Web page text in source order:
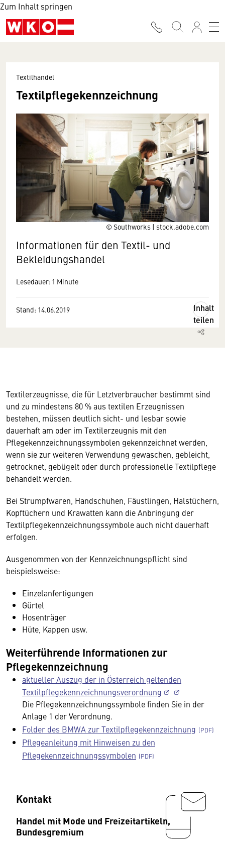
Zum Inhalt springen
© Southworks | stock.adobe.com
Textilhandel
Textilpflegekennzeichnung
Informationen für den Textil- und
Bekleidungshandel
Lesedauer: 1 Minute
Stand: 14.06.2019
Inhalt
teilen
Textilerzeugnisse, die für Letztverbraucher bestimmt sind
und zu mindestens 80 % aus textilen Erzeugnissen
bestehen, müssen deutlich sicht- und lesbar sowie
dauerhaft am oder im Textilerzeugnis mit den
Pflegekennzeichnungssymbolen gekennzeichnet werden,
wenn sie zur weiteren Verwendung gewaschen, gebleicht,
getrocknet, gebügelt oder durch professionelle Textilpflege
behandelt werden.
Bei Strumpfwaren, Handschuhen, Fäustlingen, Halstüchern,
Kopftüchern und Krawatten kann die Anbringung der
Textilpflegekennzeichnungssymbole auch nicht dauerhaft
erfolgen.
Ausgenommen von der Kennzeichnungspflicht sind
beispielsweise:
Einzelanfertigungen
Gürtel
Hosenträger
Hüte, Kappen usw.
Weiterführende Informationen zur
Pflegekennzeichnung
aktueller Auszug der in Österreich geltenden
Textilpflegekennzeichnungsverordnung
Die Pflegekennzeichnungssymbole finden Sie in der
Anlage 1 der Verordnung.
Folder des BMWA zur Textilpflegekennzeichnung
Pflegeanleitung mit Hinweisen zu den
Pflegekennzeichnungssymbolen
Kontakt
Handel mit Mode und Freizeitartikeln,
Bundesgremium